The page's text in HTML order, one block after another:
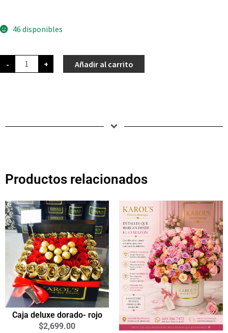
46 disponibles
- + Añadir al carrito
Productos relacionados
Caja deluxe dorado- rojo
$2,699.00